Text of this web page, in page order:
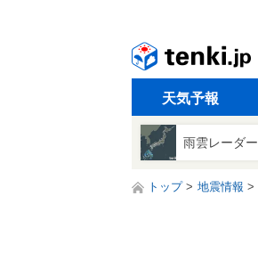
天気予報
雨雲レーダー
トップ 地震情報